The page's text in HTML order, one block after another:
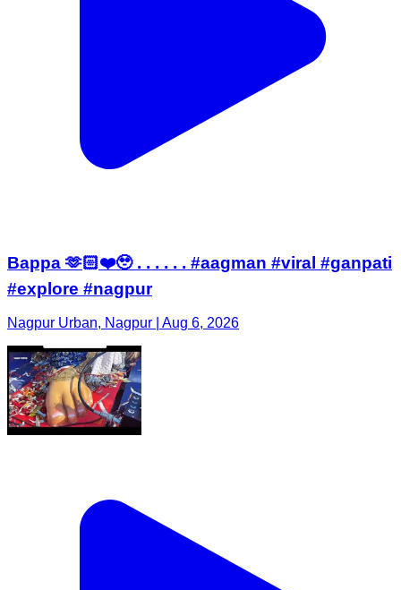
Bappa 🫶🏻❤️🥹 . . . . . . #aagman #viral #ganpati
#explore #nagpur
Nagpur Urban, Nagpur | Aug 6, 2026